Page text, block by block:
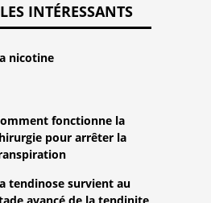
INTÉRESSANTS
nicotine
fonctionne la
pour arrêter la
tendinose survient au